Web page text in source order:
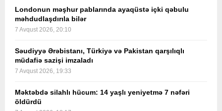
Londonun məşhur pablarında ayaqüstə içki qəbulu
məhdudlaşdırıla bilər
7 Avqust 2026, 20:10
Səudiyyə Ərəbistanı, Türkiyə və Pakistan qarşılıqlı
müdafiə sazişi imzaladı
7 Avqust 2026, 19:33
Məktəbdə silahlı hücum: 14 yaşlı yeniyetmə 7 nəfəri
öldürdü